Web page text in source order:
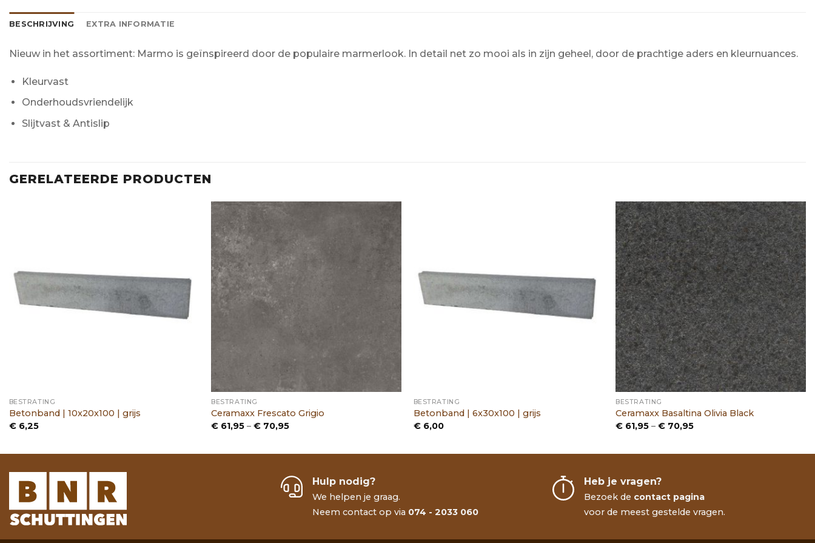
BESCHRIJVING EXTRA INFORMATIE
Nieuw in het assortiment: Marmo is geïnspireerd door de populaire marmerlook. In detail net zo mooi als in zijn geheel, door de prachtige aders en kleurnuances.
Kleurvast
Onderhoudsvriendelijk
Slijtvast & Antislip
GERELATEERDE PRODUCTEN
BESTRATING
Betonband | 10x20x100 | grijs
€6,25
BESTRATING
Ceramaxx Frescato Grigio
€ 61,95 – € 70,95Prijsklasse:
BESTRATING
Betonband | 6x30x100 | grijs
€6,00
BESTRATING
Ceramaxx Basaltina Olivia Black
€ 61,95 – € 70,95Prijsklasse:
Hulp nodig?
We helpen je graag.
Neem contact op via 074 - 2033 060
Heb je vragen?
Bezoek de contact pagina
voor de meest gestelde vragen.